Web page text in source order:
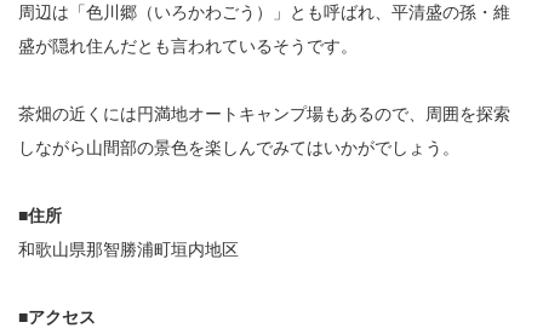
周辺は「色川郷（いろかわごう）」とも呼ばれ、平清盛の孫・維
盛が隠れ住んだとも言われているそうです。
茶畑の近くには円満地オートキャンプ場もあるので、周囲を探索
しながら山間部の景色を楽しんでみてはいかがでしょう。
■住所
和歌山県那智勝浦町垣内地区
■アクセス